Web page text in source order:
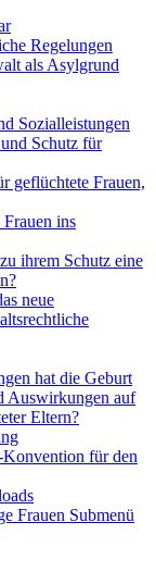
Regelungen
als Asylgrund
Sozialleistungen
Schutz für
geflüchtete Frauen,
ins
ihrem Schutz eine
neue
hat die Geburt
Auswirkungen auf
Eltern?
für den
Frauen Submenü